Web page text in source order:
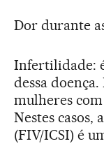
Dor durante
Infertilidade:
dessa doença.
mulheres
Nestes casos,
(FIV/ICSI) é